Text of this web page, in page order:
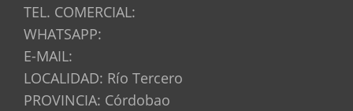
TEL. COMERCIAL:
WHATSAPP:
E-MAIL:
LOCALIDAD: Río Tercero
PROVINCIA: Córdobao